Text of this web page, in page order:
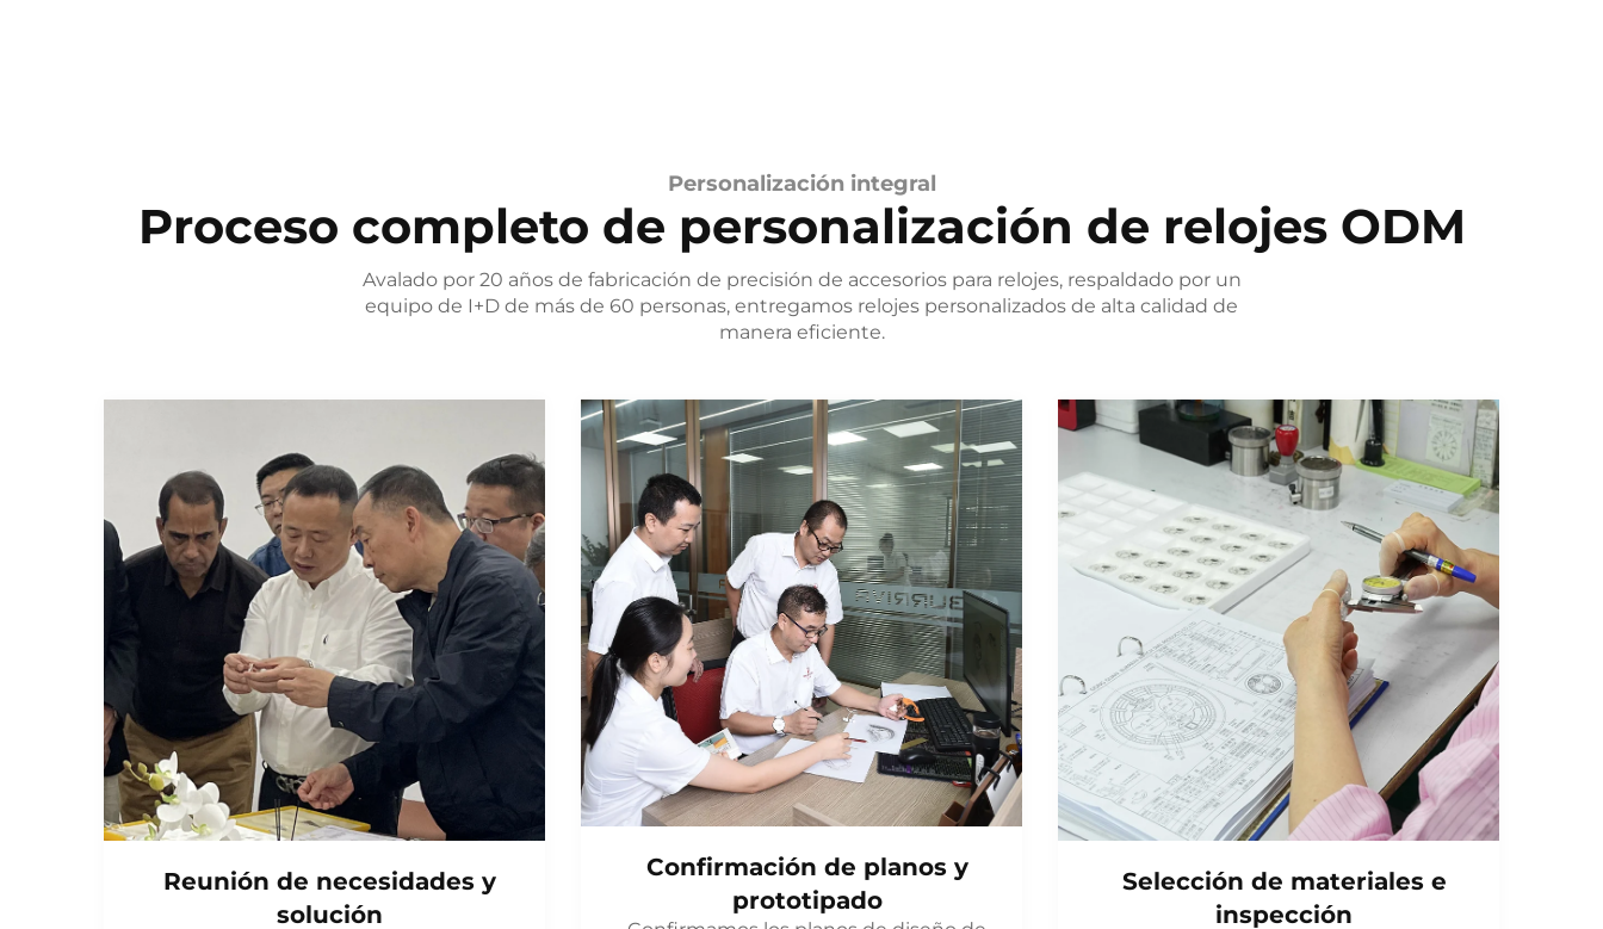
Personalización integral
Proceso completo de personalización de relojes ODM
Avalado por 20 años de fabricación de precisión de accesorios para relojes, respaldado por un
equipo de I+D de más de 60 personas, entregamos relojes personalizados de alta calidad de
manera eficiente.
Reunión de necesidades y
solución
Confirmación de planos y
prototipado
Selección de materiales e
inspección